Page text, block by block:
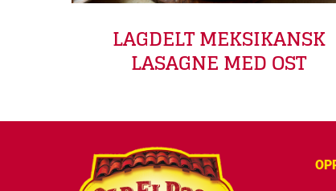
LAGDELT MEKSIKANSK
LASAGNE MED OST